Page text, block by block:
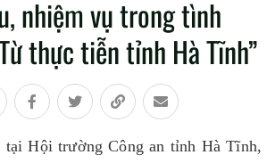
nhiệm vụ trong tình
thực tiễn tỉnh Hà Tĩnh”
tại Hội trường Công an tỉnh Hà Tĩnh,